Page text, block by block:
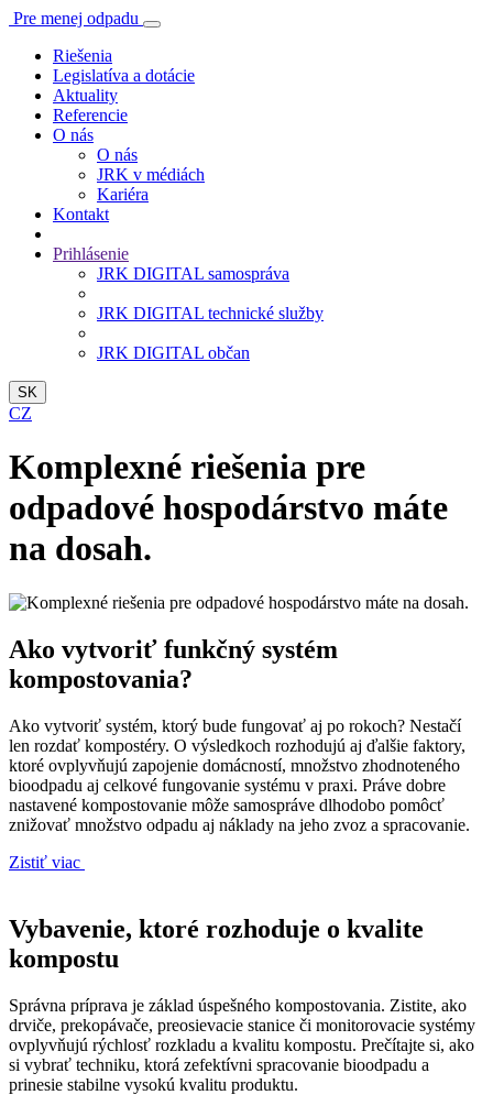
Pre menej odpadu
Riešenia
Legislatíva a dotácie
Aktuality
Referencie
O nás
O nás
JRK v médiách
Kariéra
Kontakt
Prihlásenie
JRK DIGITAL samospráva
JRK DIGITAL technické služby
JRK DIGITAL občan
SK
CZ
Komplexné riešenia pre
odpadové hospodárstvo máte
na dosah.
Ako vytvoriť funkčný systém
kompostovania?
Ako vytvoriť systém, ktorý bude fungovať aj po rokoch? Nestačí
len rozdať kompostéry. O výsledkoch rozhodujú aj ďalšie faktory,
ktoré ovplyvňujú zapojenie domácností, množstvo zhodnoteného
bioodpadu aj celkové fungovanie systému v praxi. Práve dobre
nastavené kompostovanie môže samospráve dlhodobo pomôcť
znižovať množstvo odpadu aj náklady na jeho zvoz a spracovanie.
Zistiť viac
Vybavenie, ktoré rozhoduje o kvalite
kompostu
Správna príprava je základ úspešného kompostovania. Zistite, ako
drviče, prekopávače, preosievacie stanice či monitorovacie systémy
ovplyvňujú rýchlosť rozkladu a kvalitu kompostu. Prečítajte si, ako
si vybrať techniku, ktorá zefektívni spracovanie bioodpadu a
prinesie stabilne vysokú kvalitu produktu.